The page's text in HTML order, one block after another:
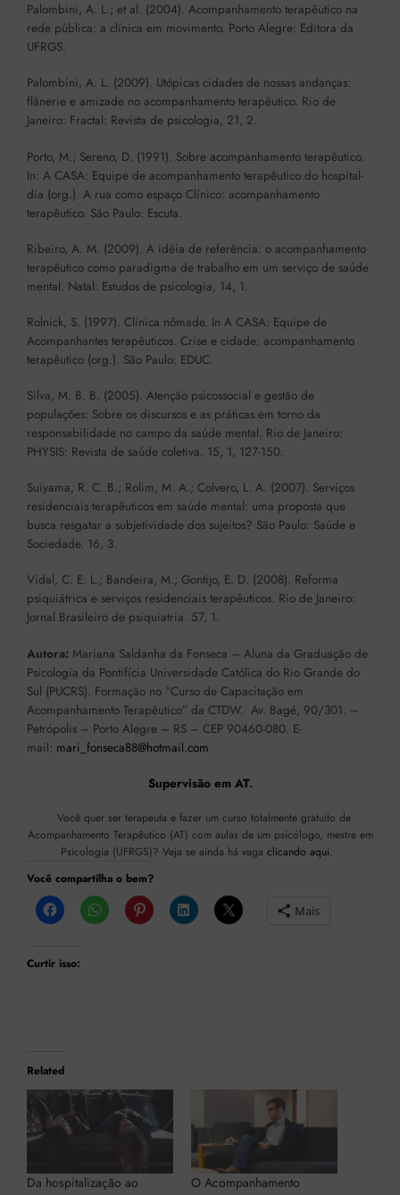
Palombini, A. L.; et al. (2004). Acompanhamento terapêutico na
rede pública: a clínica em movimento. Porto Alegre: Editora da
UFRGS.
Palombini, A. L. (2009). Utópicas cidades de nossas andanças:
flânerie e amizade no acompanhamento terapêutico. Rio de
Janeiro: Fractal: Revista de psicologia, 21, 2.
Porto, M.; Sereno, D. (1991). Sobre acompanhamento terapêutico.
In: A CASA: Equipe de acompanhamento terapêutico do hospital-
dia (org.). A rua como espaço Clínico: acompanhamento
terapêutico. São Paulo: Escuta.
Ribeiro, A. M. (2009). A idéia de referência: o acompanhamento
terapêutico como paradigma de trabalho em um serviço de saúde
mental. Natal: Estudos de psicologia, 14, 1.
Rolnick, S. (1997). Clínica nômade. In A CASA: Equipe de
Acompanhantes terapêuticos. Crise e cidade: acompanhamento
terapêutico (org.). São Paulo: EDUC.
Silva, M. B. B. (2005). Atenção psicossocial e gestão de
populações: Sobre os discursos e as práticas em torno da
responsabilidade no campo da saúde mental. Rio de Janeiro:
PHYSIS: Revista de saúde coletiva. 15, 1, 127-150.
Suiyama, R. C. B.; Rolim, M. A.; Colvero, L. A. (2007). Serviços
residenciais terapêuticos em saúde mental: uma proposta que
busca resgatar a subjetividade dos sujeitos? São Paulo: Saúde e
Sociedade. 16, 3.
Vidal, C. E. L.; Bandeira, M.; Gontijo, E. D. (2008). Reforma
psiquiátrica e serviços residenciais terapêuticos. Rio de Janeiro:
Jornal Brasileiro de psiquiatria. 57, 1.
Autora: Mariana Saldanha da Fonseca – Aluna da Graduação de
Psicologia da Pontifícia Universidade Católica do Rio Grande do
Sul (PUCRS). Formação no “Curso de Capacitação em
Acompanhamento Terapêutico” da CTDW. Av. Bagé, 90/301. –
Petrópolis – Porto Alegre – RS – CEP 90460-080. E-
mail: mari_fonseca88@hotmail.com
Supervisão em AT.
Você quer ser terapeuta e fazer um curso totalmente gratuito de
Acompanhamento Terapêutico (AT) com aulas de um psicólogo, mestre em
Psicologia (UFRGS)? Veja se ainda há vaga clicando aqui.
Você compartilha o bem?
Mais
Curtir isso:
Related
Da hospitalização ao
O Acompanhamento